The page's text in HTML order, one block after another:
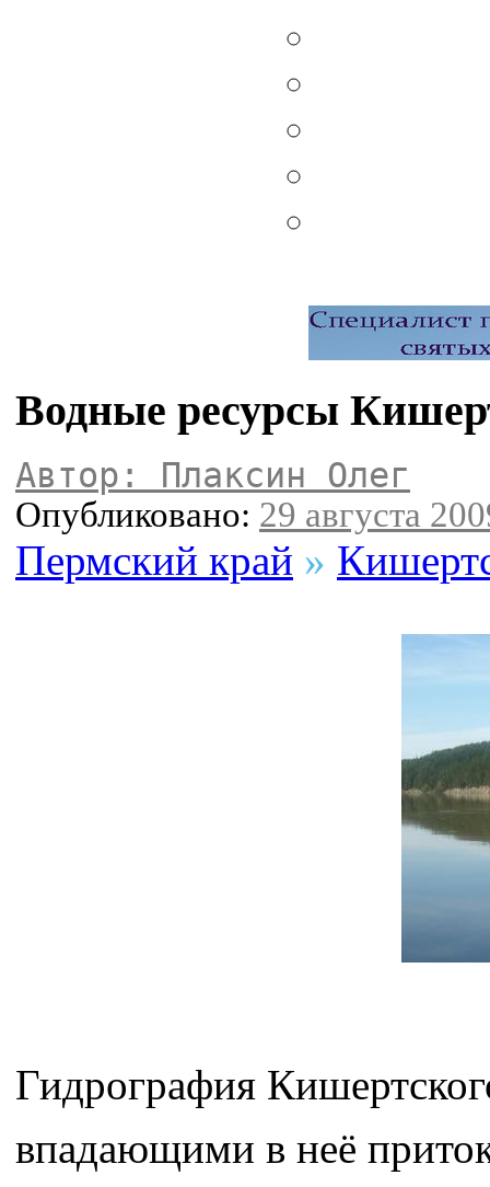
Водные ресурсы
Автор: Плаксин Олег
Опубликовано: 29 августа
Пермский край »
Гидрография
впадающими в неё